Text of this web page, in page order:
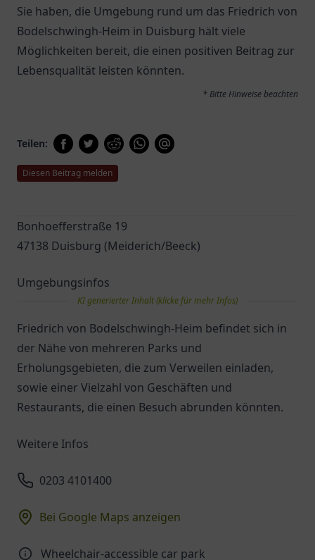
Sie haben, die Umgebung rund um das Friedrich von
Bodelschwingh-Heim in Duisburg hält viele
Möglichkeiten bereit, die einen positiven Beitrag zur
Lebensqualität leisten könnten.
* Bitte Hinweise beachten
Teilen:
Diesen Beitrag melden
Bonhoefferstraße 19
47138 Duisburg (Meiderich/Beeck)
Umgebungsinfos
KI generierter Inhalt (klicke für mehr Infos)
Friedrich von Bodelschwingh-Heim befindet sich in
der Nähe von mehreren Parks und
Erholungsgebieten, die zum Verweilen einladen,
sowie einer Vielzahl von Geschäften und
Restaurants, die einen Besuch abrunden könnten.
Weitere Infos
0203 4101400
Bei Google Maps anzeigen
Wheelchair-accessible car park